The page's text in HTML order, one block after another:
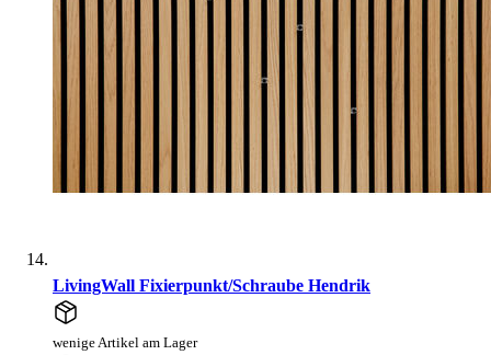
LivingWall Fixierpunkt/Schraube Hendrik
wenige Artikel am Lager